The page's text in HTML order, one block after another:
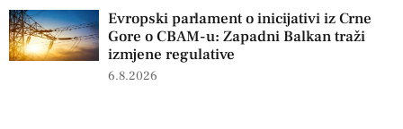
Evropski parlament o inicijativi iz Crne
Gore o CBAM-u: Zapadni Balkan traži
izmjene regulative
6.8.2026